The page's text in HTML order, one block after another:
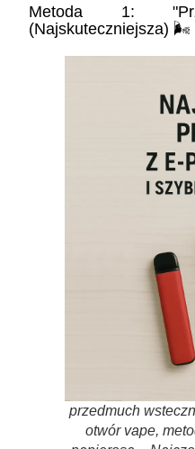
Metoda 1:
(Najskuteczniejsza) 🌬️
przedmuch
otwór vape,